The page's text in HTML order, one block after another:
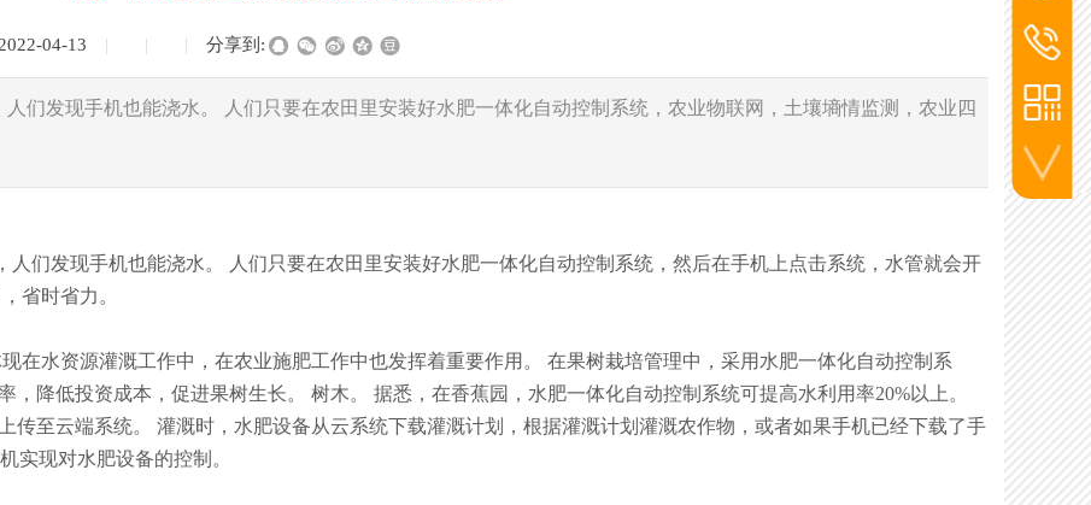
2022-04-13 | | | 分享到:
们发现手机也能浇水。 人们只要在农田里安装好水肥一体化自动控制系统，农业物联网，土壤墒情监测，农业四
们发现手机也能浇水。 人们只要在农田里安装好水肥一体化自动控制系统，然后在手机上点击系统，水管就会开
省时省力。
在水资源灌溉工作中，在农业施肥工作中也发挥着重要作用。 在果树栽培管理中，采用水肥一体化自动控制系
降低投资成本，促进果树生长。 树木。 据悉，在香蕉园，水肥一体化自动控制系统可提高水利用率20%以上。
传至云端系统。 灌溉时，水肥设备从云系统下载灌溉计划，根据灌溉计划灌溉农作物，或者如果手机已经下载了手
实现对水肥设备的控制。
杨
洪经
洪经理
杨经理
136-
李工
130-
联系电话